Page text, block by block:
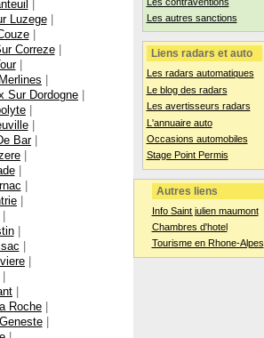
Les autres sanctions
Liens radars et auto
Les radars automatiques
Le blog des radars
Les avertisseurs radars
L'annuaire auto
Occasions automobiles
Stage Point Permis
Autres liens
Info Saint julien maumont
Chambres d'hotel
Tourisme en Rhone-Alpes
|
Luzege|
|
Correze|
|
Merlines |
Sur Dordogne |
|
|
Bar|
|
|
|
|
|
|
|
|
|
Roche |
|